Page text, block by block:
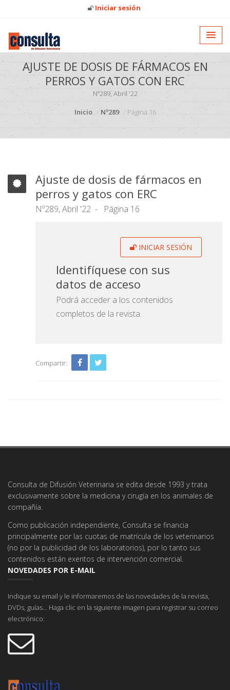
Iniciar sesión
AJUSTE DE DOSIS DE FÁRMACOS EN
PERROS Y GATOS CON ERC
Nº289, Abril '22
Inicio
Nº289 Página 16
Ajuste de dosis de fármacos en
perros y gatos con ERC
Nº289, Abril '22 Página 16
INICIAR SESIÓN
Identifíquese con sus
datos de acceso
Podrá acceder a los contenidos
completos de la revista.
Compartir:
Consulta de Difusión Veterinaria se edita desde 1993 y trata
exclusivamente sobre la medicina y cirugía en los animales de
compañía.
Como publicación independiente, Consulta se financia
principalmente por las cuotas de matrícula de los veterinarios
(no por la publicidad de los laboratorios), por lo tanto sus
contenidos están exentos de intervención comercial.
NOVEDADES POR E-MAIL
Indique su email y le informaremos de las novedades de la revista,
DVDs, guías... Haga clic en la siguiente imagen para registrar su correo
electrónico: